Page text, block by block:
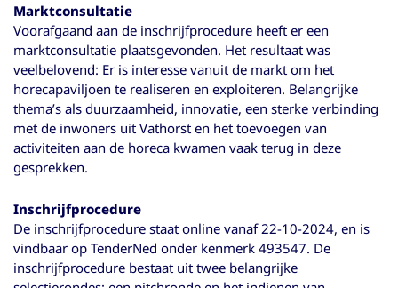
Marktconsultatie
Voorafgaand aan de inschrijfprocedure heeft er een
marktconsultatie plaatsgevonden. Het resultaat was
veelbelovend: Er is interesse vanuit de markt om het
horecapaviljoen te realiseren en exploiteren. Belangrijke
thema’s als duurzaamheid, innovatie, een sterke verbinding
met de inwoners uit Vathorst en het toevoegen van
activiteiten aan de horeca kwamen vaak terug in deze
gesprekken.
Inschrijfprocedure
De inschrijfprocedure staat online vanaf 22-10-2024, en is
vindbaar op TenderNed onder kenmerk 493547. De
inschrijfprocedure bestaat uit twee belangrijke